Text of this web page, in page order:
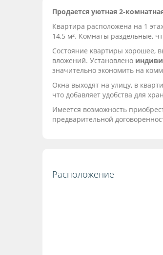
Продается уютная
Квартира расположена на 1
14,5 м². Комнаты раздельные,
Состояние квартиры хорошее,
вложений. Установлено
значительно экономить на
Окна выходят на улицу, в
что добавляет удобства для
Имеется возможность
предварительной
Расположение